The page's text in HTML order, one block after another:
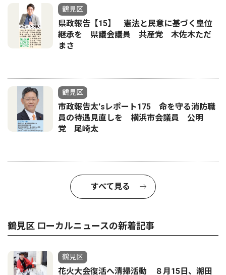
鶴見区
県政報告【15】 憲法と民意に基づく皇位
継承を 県議会議員 共産党 木佐木ただ
まさ
鶴見区
市政報告太'sレポート175 命を守る消防職
員の待遇見直しを 横浜市会議員 公明
党 尾崎太
すべて見る
鶴見区 ローカルニュースの新着記事
鶴見区
花火大会復活へ清掃活動 ８月15日、潮田